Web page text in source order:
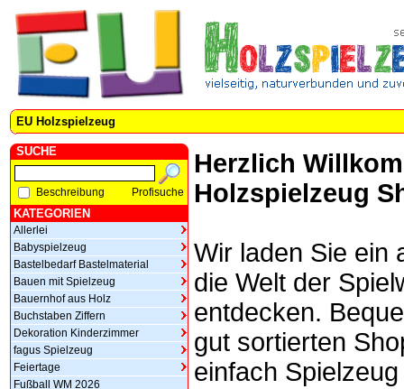
EU Holzspielzeug
SUCHE
Beschreibung Profisuche
KATEGORIEN
Allerlei
Babyspielzeug
Bastelbedarf Bastelmaterial
Bauen mit Spielzeug
Bauernhof aus Holz
Buchstaben Ziffern
Dekoration Kinderzimmer
fagus Spielzeug
Feiertage
Fußball WM 2026
Herzlich
Holzspielzeug
Wir laden Sie ein
die Welt der
entdecken.
gut sortierten
einfach